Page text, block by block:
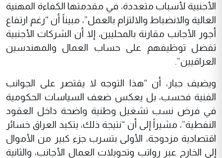
الأجنبية لأسباب متعددة، في مقدمتها الكفاءة المهنية
العالية والانضباط والالتزام بالعمل”، مبيناً أن “رغم ارتفاع
أجور الأجانب مقارنة بالمحليين، إلا أن الشركات الأجنبية
تفضل توظيفهم على حساب العمال والمهندسين
العراقيين”.
ويضيف جبار، أن “هذا التوجه لا يقتصر على الجوانب
الفنية فحسب، بل يعكس ضعف السياسات الحكومية
في فرض نسب تشغيل وطنية واضحة داخل العقود
النفطية”، مشيراً إلى أن “نتيجة ذلك، يتكبد العراق خسائر
اقتصادية مزدوجة، الأولى بتسرب جزء كبير من الأموال
إلى الخارج عبر رواتب وتحويلات العمال الأجانب، والثانية